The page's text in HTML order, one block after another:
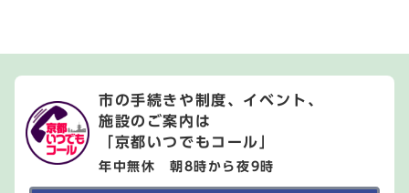
市の手続きや制度、イベント、
施設のご案内は
「京都いつでもコール」
年中無休 朝8時から夜9時